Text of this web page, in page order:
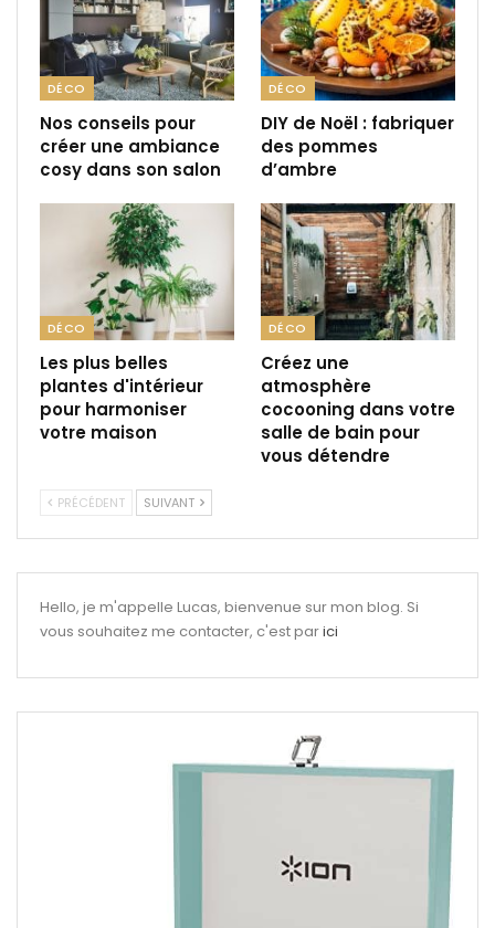
DÉCO
Nos conseils pour
créer une ambiance
cosy dans son salon
DÉCO
DIY de Noël : fabriquer
des pommes
d’ambre
DÉCO
Les plus belles
plantes d'intérieur
pour harmoniser
votre maison
DÉCO
Créez une
atmosphère
cocooning dans votre
salle de bain pour
vous détendre
PRÉCÉDENT SUIVANT
Hello, je m'appelle Lucas, bienvenue sur mon blog. Si
vous souhaitez me contacter, c'est parici